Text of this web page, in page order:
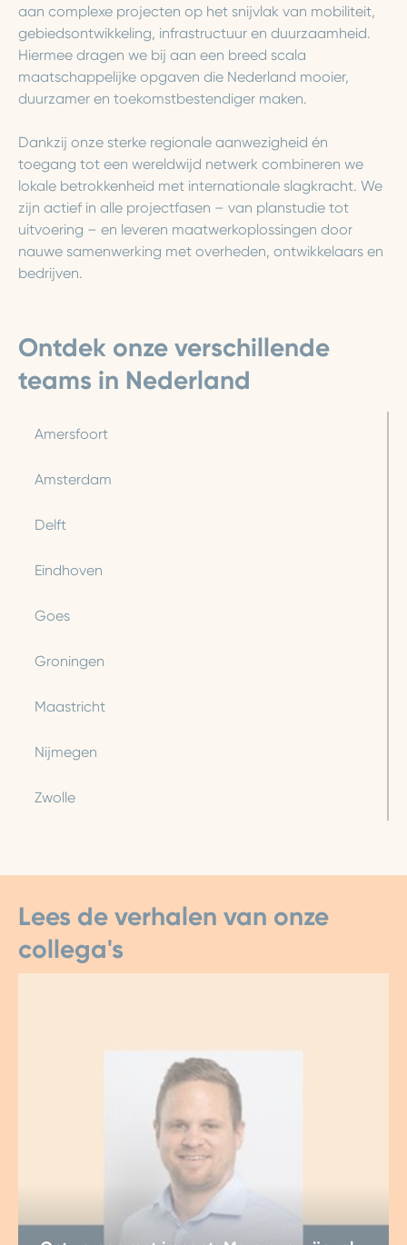
aan complexe projecten op het snijvlak van mobiliteit,
gebiedsontwikkeling, infrastructuur en duurzaamheid.
Hiermee dragen we bij aan een breed scala
maatschappelijke opgaven die Nederland mooier,
duurzamer en toekomstbestendiger maken.
Dankzij onze sterke regionale aanwezigheid én
toegang tot een wereldwijd netwerk combineren we
lokale betrokkenheid met internationale slagkracht. We
zijn actief in alle projectfasen – van planstudie tot
uitvoering – en leveren maatwerkoplossingen door
nauwe samenwerking met overheden, ontwikkelaars en
bedrijven.
Ontdek onze verschillende
teams in Nederland
Amersfoort
Amsterdam
Delft
Eindhoven
Goes
Groningen
Maastricht
Nijmegen
Zwolle
Lees de verhalen van onze
collega's